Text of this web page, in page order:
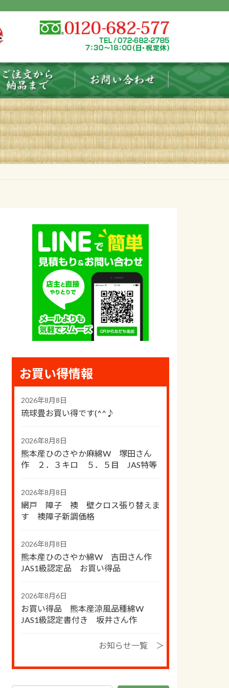
お買い得情報
2026年8月8日
琉球畳お買い得です(^^♪
2026年8月8日
熊本産ひのさやか麻綿W 塚田さん
作 ２．３キロ ５．５目 JAS特等
2026年8月8日
網戸 障子 襖 壁クロス張り替えま
す 襖障子新調価格
2026年8月8日
熊本産ひのさやか綿W 吉田さん作
JAS1級認定品 お買い得品
2026年8月6日
お買い得品 熊本産涼風品種綿W
JAS1級認定書付き 坂井さん作
お知らせ一覧 ＞